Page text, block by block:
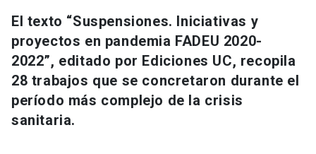
Información para keyboard_arrow_down
Futuros estudiantes
Estudiantes
Académicos
Go to english site
ACCESOS DIRECTOS
Admisión
El texto “Suspensiones. Iniciativas y
proyectos en pandemia FADEU 2020-
2022”, editado por Ediciones UC, recopila
28 trabajos que se concretaron durante el
período más complejo de la crisis
sanitaria.